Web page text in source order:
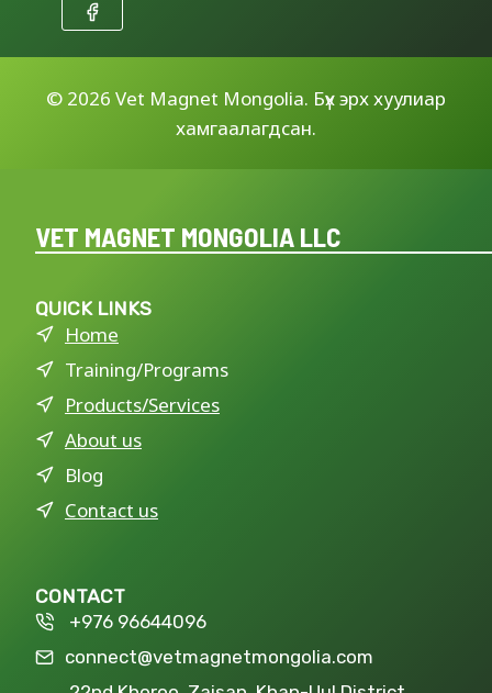
© 2026 Vet Magnet Mongolia. Бүх эрх хуулиар
хамгаалагдсан.
VET MAGNET MONGOLIA LLC
QUICK LINKS
Home
Training/Programs
Products/Services
About us
Blog
Contact us
CONTACT
+976 96644096
connect@vetmagnetmongolia.com